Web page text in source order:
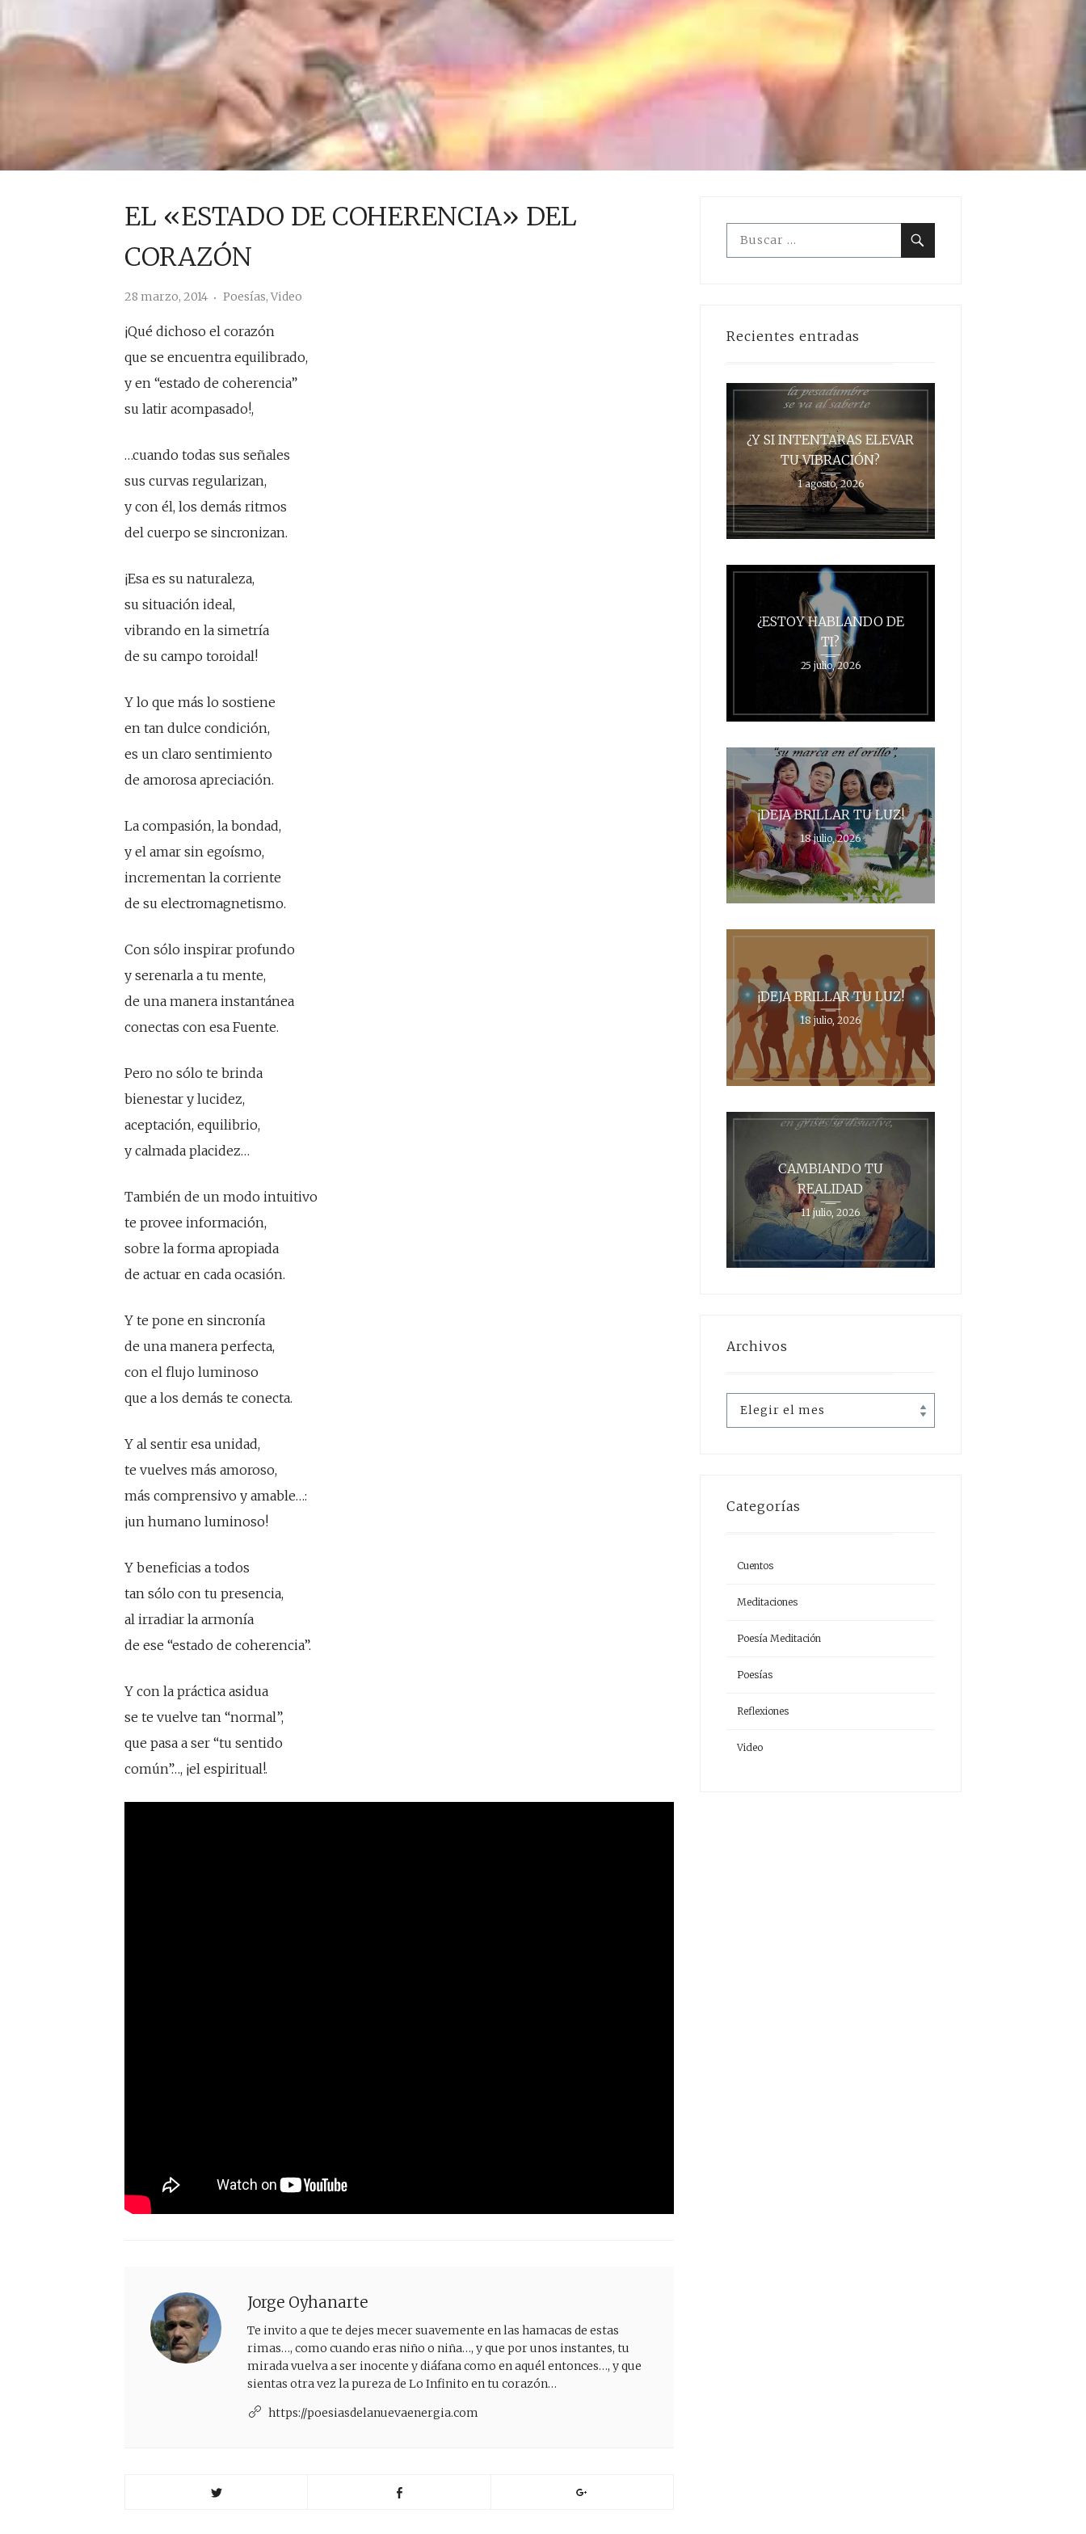
EL «ESTADO DE COHERENCIA» DEL
CORAZÓN
28 marzo, 2014 Poesías, Video
¡Qué dichoso el corazón
que se encuentra equilibrado,
y en “estado de coherencia”
su latir acompasado!,
…cuando todas sus señales
sus curvas regularizan,
y con él, los demás ritmos
del cuerpo se sincronizan.
¡Esa es su naturaleza,
su situación ideal,
vibrando en la simetría
de su campo toroidal!
Y lo que más lo sostiene
en tan dulce condición,
es un claro sentimiento
de amorosa apreciación.
La compasión, la bondad,
y el amar sin egoísmo,
incrementan la corriente
de su electromagnetismo.
Con sólo inspirar profundo
y serenarla a tu mente,
de una manera instantánea
conectas con esa Fuente.
Pero no sólo te brinda
bienestar y lucidez,
aceptación, equilibrio,
y calmada placidez…
También de un modo intuitivo
te provee información,
sobre la forma apropiada
de actuar en cada ocasión.
Y te pone en sincronía
de una manera perfecta,
con el flujo luminoso
que a los demás te conecta.
Y al sentir esa unidad,
te vuelves más amoroso,
más comprensivo y amable…:
¡un humano luminoso!
Y beneficias a todos
tan sólo con tu presencia,
al irradiar la armonía
de ese “estado de coherencia”.
Y con la práctica asidua
se te vuelve tan “normal”,
que pasa a ser “tu sentido
común”…, ¡el espiritual!.
Jorge Oyhanarte
Te invito a que te dejes mecer suavemente en las hamacas de estas
rimas…, como cuando eras niño o niña…, y que por unos instantes, tu
mirada vuelva a ser inocente y diáfana como en aquél entonces…, y que
sientas otra vez la pureza de Lo Infinito en tu corazón…
https://poesiasdelanuevaenergia.com
Buscar:
Recientes entradas
¿Y SI INTENTARAS ELEVAR
TU VIBRACIÓN?
1 agosto, 2026
¿ESTOY HABLANDO DE
TI?
25 julio, 2026
¡DEJA BRILLAR TU LUZ!
18 julio, 2026
¡DEJA BRILLAR TU LUZ!
18 julio, 2026
CAMBIANDO TU
REALIDAD
11 julio, 2026
Archivos
Archivos
Categorías
Cuentos
Meditaciones
Poesía Meditación
Poesías
Reflexiones
Video